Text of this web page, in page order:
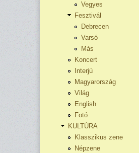
Vegyes
Fesztivál
Debrecen
Varsó
Más
Koncert
Interjú
Magyarország
Világ
English
Fotó
KULTÚRA
Klasszikus zene
Népzene